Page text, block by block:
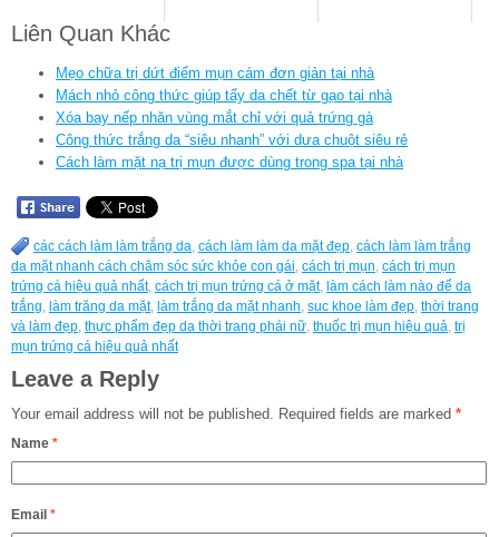
Liên Quan Khác
Mẹo chữa trị dứt điểm mụn cám đơn giản tại nhà
Mách nhỏ công thức giúp tẩy da chết từ gạo tại nhà
Xóa bay nếp nhăn vùng mắt chỉ với quả trứng gà
Công thức trắng da “siêu nhanh” với dưa chuột siêu rẻ
Cách làm mặt nạ trị mụn được dùng trong spa tại nhà
các cách làm làm trắng da cách làm làm da mặt đẹp cách làm làm trắng
da mặt nhanh cách chăm sóc sức khỏe con gái cách trị mụn cách trị mụn
trứng cá hiệu quả nhất, cách trị mụn trứng cá ở mặt, làm cách làm nào để da
trắng làm trăng da mặt, làm trắng da mặt nhanh suc khoe làm đẹp thời trang
và làm đẹp thực phẩm đẹp da thời trang phái nữ thuốc trị mụn hiệu quả trị
mụn trứng cá hiệu quả nhất
Leave a Reply
Your email address will not be published. Required fields are marked *
Name *
Email *